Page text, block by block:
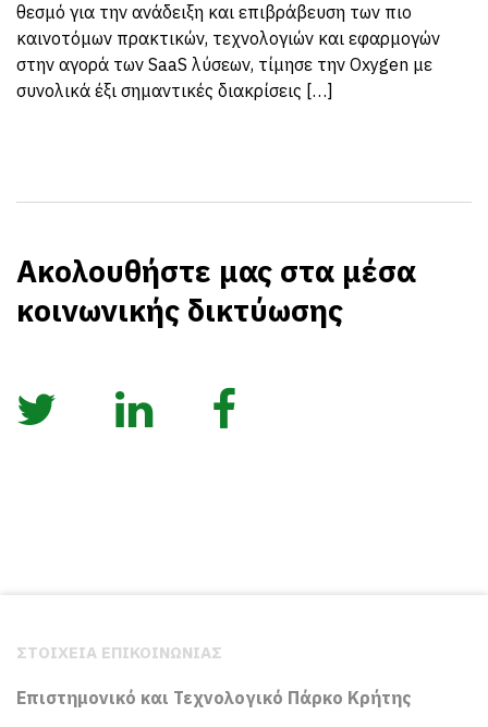
θεσμό για την ανάδειξη και επιβράβευση των πιο
καινοτόμων πρακτικών, τεχνολογιών και εφαρμογών
στην αγορά των SaaS λύσεων, τίμησε την Oxygen με
συνολικά έξι σημαντικές διακρίσεις […]
Ακολουθήστε μας στα μέσα
κοινωνικής δικτύωσης
ΣΤΟΙΧΕΙΑ ΕΠΙΚΟΙΝΩΝΙΑΣ
Επιστημονικό και Τεχνολογικό Πάρκο Κρήτης